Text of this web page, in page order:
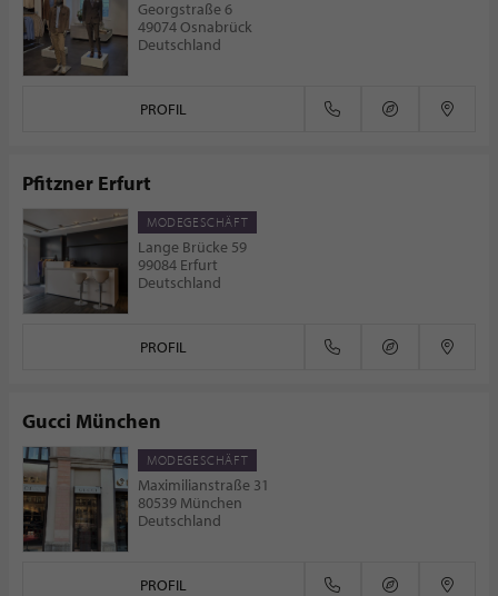
Georgstraße 6
49074 Osnabrück
Deutschland
PROFIL
Pfitzner Erfurt
MODEGESCHÄFT
Lange Brücke 59
99084 Erfurt
Deutschland
PROFIL
Gucci München
MODEGESCHÄFT
Maximilianstraße 31
80539 München
Deutschland
PROFIL